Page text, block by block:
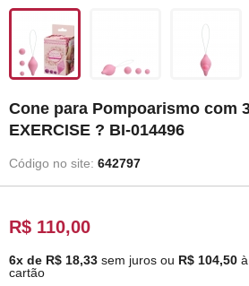
Cone para Pompoarismo com
EXERCISE ? BI-014496
Código no site: 642797
R$ 110,00
6x de R$ 18,33 sem juros ou R$ 104,50
cartão